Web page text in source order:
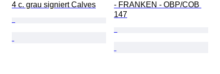
4 c. grau signiert Calves
- FRANKEN - OBP/COB
147